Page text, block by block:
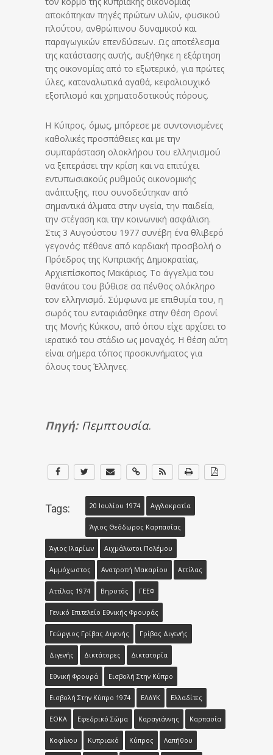
αποκόπηκαν πηγές πρώτων υλών, φυσικού
πλούτου, ανθρώπινου δυναμικού και
παραγωγικών επενδύσεων. Ως αποτέλεσμα
της κατάστασης αυτής, αυξήθηκε η εξάρτηση
της οικονομίας από το εξωτερικό, για πρώτες
ύλες, καταναλωτικά αγαθά, κεφαλιουχικό
εξοπλισμό και χρηματοδοτικούς πόρους.
Η Κύπρος, όμως, μπόρεσε με συντονισμένες
καθολικές προσπάθειες και με την
συμπαράσταση ολοκλήρου του ελληνισμού
να ξεπεράσει την κρίση και να επιτύχει
εντυπωσιακούς ρυθμούς οικονομικής
ανάπτυξης, που συνοδεύτηκαν από
σημαντικά άλματα στην υγεία, την παιδεία,
την στέγαση και την κοινωνική ασφάλιση.
Στις 3 Αυγούστου 1977 συνέβη ένα θλιβερό
γεγονός: πέθανε από καρδιακή προσβολή ο
Πρόεδρος της Κυπριακής Δημοκρατίας,
Αρχιεπίσκοπος Μακάριος. Το άγγελμα του
θανάτου του βύθισε σα πένθος ολόκληρο
τον ελληνισμό. Σύμφωνα με επιθυμία του, η
σωρός του ενταφιάσθηκε στην θέση Θρονί
της Μονής Κύκκου, από όπου είχε αρχίσει το
ιερατικό του στάδιο ως μοναχός. Η θέση αύτη
είναι σήμερα τόπος προσκυνήματος για
όλους τους Έλληνες.
Πηγή: Πεμπτουσία.
Tags: 20 Ιουλίου 1974 Αγγλοκρατία
Άγιος Θεόδωρος Καρπασίας
Άγιος Ιλαρίων Αιχμάλωτοι Πολέμου
Αμμόχωστος Ανατροπή Μακαρίου Αττίλας
Αττίλας 1974 Βηρυτός ΓΕΕΦ
Γενικό Επιτελείο Εθνικής Φρουράς
Γεώργιος Γρίβας Διγενής Γρίβας Διγενής
Διγενής Δικτάτορες Δικτατορία
Εθνική Φρουρά Εισβολή Στην Κύπρο
Εισβολή Στην Κύπρο 1974 ΕΛΔΥΚ Ελλαδίτες
ΕΟΚΑ Εφεδρικό Σώμα Καραγιάννης Καρπασία
Κοφίνου Κυπριακό Κύπρος Λαπήθου